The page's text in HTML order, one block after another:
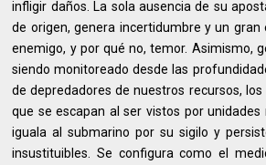
infligir daños. La sola ausencia de su
de origen, genera incertidumbre y un gran
enemigo, y por qué no, temor. Asimismo,
siendo monitoreado desde las
de depredadores de nuestros recursos,
que se escapan al ser vistos por unidades
iguala al submarino por su sigilo y
insustituibles. Se configura como el